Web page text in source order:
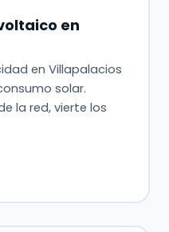
en
en Villapalacios
solar.
la red, vierte los